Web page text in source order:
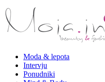
Moda & lepota
Intervju
Ponudniki